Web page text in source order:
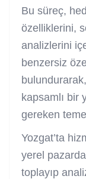
Bu süreç,
özelliklerini,
analizlerini
benzersiz
kapsamlı bir
gereken
Yozgat’ta
yerel
toplayıp